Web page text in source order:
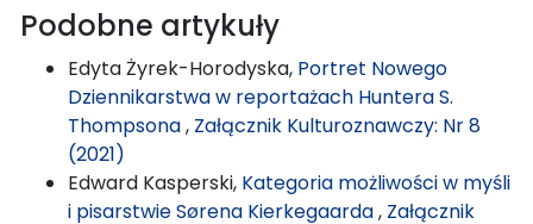
Podobne artykuły
Edyta Żyrek-Horodyska, Portret Nowego
Dziennikarstwa w reportażach Huntera S.
Thompsona, Załącznik Kulturoznawczy: Nr 8
(2021)
Edward Kasperski, Kategoria możliwości w myśli
i pisarstwie Sørena Kierkegaarda, Załącznik